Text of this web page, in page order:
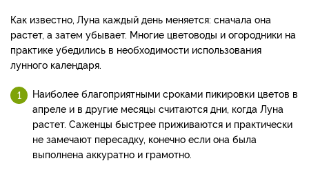
Как известно, Луна каждый день меняется: сначала она
растет, а затем убывает. Многие цветоводы и огородники на
практике убедились в необходимости использования
лунного календаря.
Наиболее благоприятными сроками пикировки цветов в
апреле и в другие месяцы считаются дни, когда Луна
растет. Саженцы быстрее приживаются и практически
не замечают пересадку, конечно если она была
выполнена аккуратно и грамотно.